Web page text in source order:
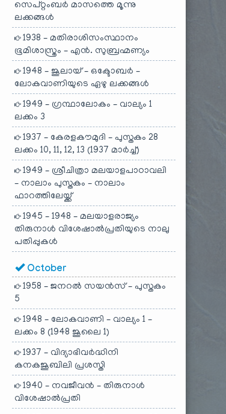
സെപ്റ്റംബർ മാസത്തെ മൂന്നു
ലക്കങ്ങൾ
1938 – മതിരാശിസംസ്ഥാനം
ഭൂമിശാസ്ത്രം – എൻ. സുബ്രഹ്മണ്യം
1948 – ജൂലായ് – ഒക്ടോബർ –
ലോകവാണിയുടെ ഏഴു ലക്കങ്ങൾ
1949 – ഗ്രന്ഥാലോകം – വാല്യം 1
ലക്കം 3
1937 – കേരളകൗമുദി – പുസ്തകം 28
ലക്കം 10, 11, 12, 13 (1937 മാർച്ച്)
1949 – ശ്രീചിത്രാ മലയാളപാഠാവലി
– നാലാം പുസ്തകം – നാലാം
ഫാറത്തിലേയ്ക്ക്
1945 – 1948 – മലയാളരാജ്യം
തിരുനാൾ വിശേഷാൽപ്രതിയുടെ നാലു
പതിപ്പുകൾ
October
1958 – ജനറൽ സയൻസ് – പുസ്തകം
5
1948 – ലോകവാണി – വാല്യം 1 –
ലക്കം 8 (1948 ജൂലൈ 1)
1937 – വിദ്യാഭിവർദ്ധിനി
കനകജൂബിലി പ്രശസ്തി
1940 – നവജീവൻ – തിരുനാൾ
വിശേഷാൽപ്രതി